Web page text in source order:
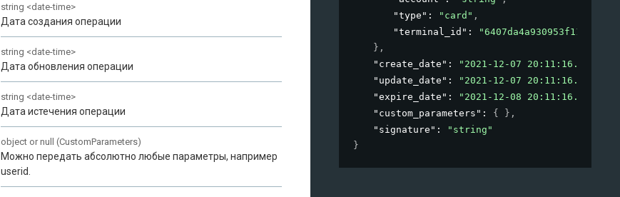
string <date-time>
Дата создания операции
string <date-time>
Дата обновления операции
string <date-time>
Дата истечения операции
object or null (CustomParameters)
Можно передать абсолютно любые параметры, например
userid.
"type" : "card" ,
"terminal_id" :
} ,
"create_date" :
"2021-12-07
"update_date" :
"2021-12-07
"expire_date" :
"2021-12-08
"custom_parameters" : { } ,
"signature" :
"string"
}